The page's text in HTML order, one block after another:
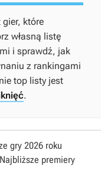
które
własną listę
i sprawdź, jak
z rankingami
top listy jest
.
gry 2026 roku
Najbliższe premiery